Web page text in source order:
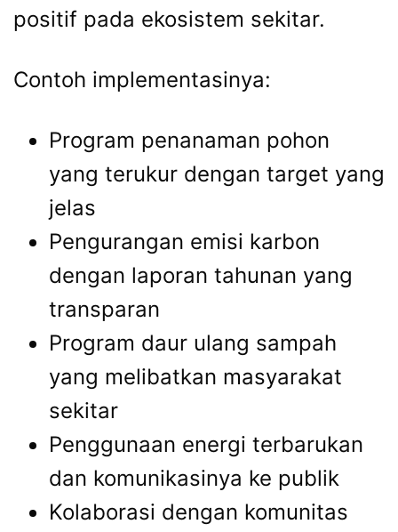
positif pada ekosistem sekitar.
Contoh implementasinya:
Program penanaman pohon
yang terukur dengan target yang
jelas
Pengurangan emisi karbon
dengan laporan tahunan yang
transparan
Program daur ulang sampah
yang melibatkan masyarakat
sekitar
Penggunaan energi terbarukan
dan komunikasinya ke publik
Kolaborasi dengan komunitas